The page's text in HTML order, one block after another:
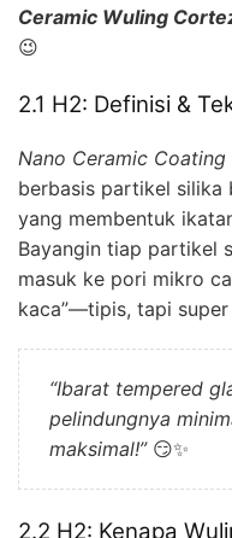
Ceramic Wuling
😉
2.1 H2: Definisi &
Nano Ceramic Coating
berbasis partikel silika
yang membentuk
Bayangin tiap partikel
masuk ke pori mikro
kaca”—tipis, tapi super
“Ibarat tempered
pelindungnya
maksimal!”😏✨
2.2 H2: Kenapa